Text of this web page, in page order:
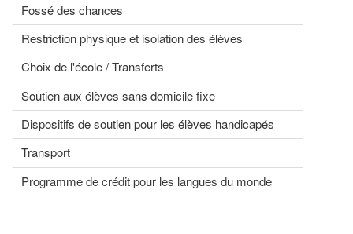
Fossé des chances
Restriction physique et isolation des élèves
Choix de l'école / Transferts
Soutien aux élèves sans domicile fixe
Dispositifs de soutien pour les élèves handicapés
Transport
Programme de crédit pour les langues du monde